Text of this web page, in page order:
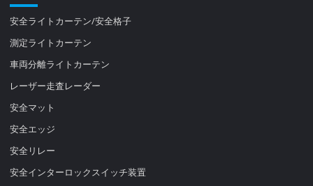
安全ライトカーテン/安全格子
測定ライトカーテン
車両分離ライトカーテン
レーザー走査レーダー
安全マット
安全エッジ
安全リレー
安全インターロックスイッチ装置